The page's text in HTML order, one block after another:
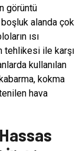
görüntü
alanda çok
ısı
tehlikesi ile karşı
kullanılan
kokma
hava